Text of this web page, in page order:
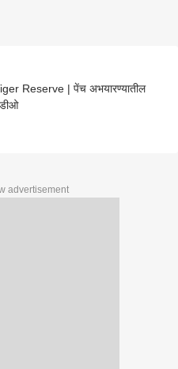
Reserve | पेंच अभयारण्यातील
advertisement